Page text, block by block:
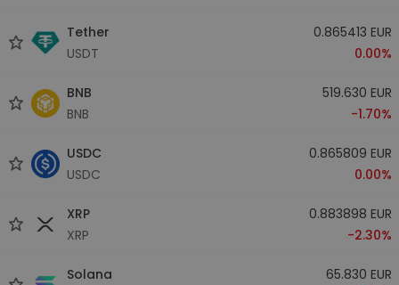
Tether
USDT
0.865413 EUR
0.00%
BNB
BNB
519.630 EUR
-1.70%
USDC
USDC
0.865809 EUR
0.00%
XRP
XRP
0.883898 EUR
-2.30%
Solana
65.830 EUR